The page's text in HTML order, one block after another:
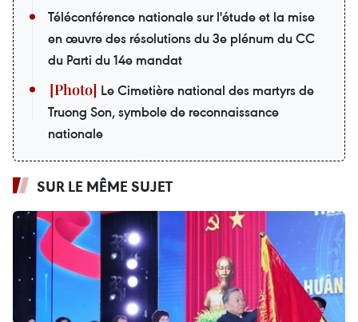
Téléconférence nationale sur l'étude et la mise
en œuvre des résolutions du 3e plénum du CC
du Parti du 14e mandat
Le Cimetière national des martyrs de
Truong Son, symbole de reconnaissance
nationale
SUR LE MÊME SUJET